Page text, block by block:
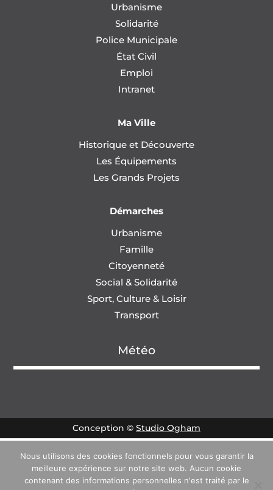
Urbanisme
Solidarité
Police Municipale
État Civil
Emploi
Intranet
Ma Ville
Historique et Découverte
Les Équipements
Les Grands Projets
Démarches
Urbanisme
Famille
Citoyenneté
Social & Solidarité
Sport, Culture & Loisir
Transport
Météo
Conception © Studio Ogham
Nous utilisons des cookies fonctionnels pour vous garantir la
meilleure expérience sur notre site web. Aucun cookie
contenant des informations personnelles n'est traité par le